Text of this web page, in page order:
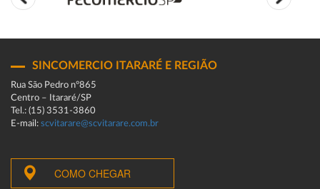
SINCOMERCIO ITARARÉ E REGIÃO
Rua São Pedro n°865
Centro – Itararé/SP
Tel.: (15) 3531-3860
E-mail: scvitarare@scvitarare.com.br
COMO CHEGAR